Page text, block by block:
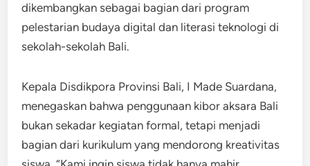
dikembangkan sebagai bagian dari program
pelestarian budaya digital dan literasi teknologi di
sekolah-sekolah Bali.
Kepala Disdikpora Provinsi Bali, I Made Suardana,
menegaskan bahwa penggunaan kibor aksara Bali
bukan sekadar kegiatan formal, tetapi menjadi
bagian dari kurikulum yang mendorong kreativitas